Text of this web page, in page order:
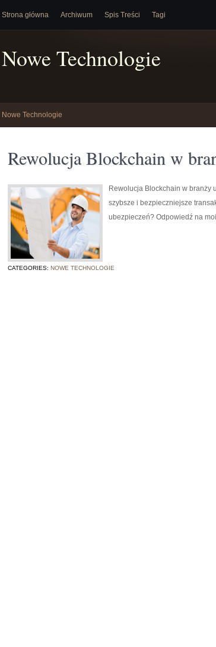
Strona główna Archiwum Spis Treści Tagi
Nowe Technologie
Nowe Technologie
Rewolucja Blockchain w
Rewolucja Blockchain w branży
szybsze i bezpieczniejsze
ubezpieczeń? Odpowiedź na
CATEGORIES: NOWE TECHNOLOGIE